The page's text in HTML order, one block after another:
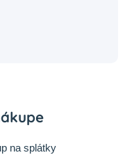
na splátky